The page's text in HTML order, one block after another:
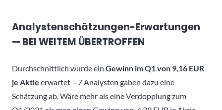
Analystenschätzungen-Erwartungen
— BEI WEITEM ÜBERTROFFEN
Durchschnittlich wurde ein Gewinn im Q1 von 9,16 EUR
je Aktie erwartet – 7 Analysten gaben dazu eine
Schätzung ab. Wäre mehr als eine Verdopplung zum